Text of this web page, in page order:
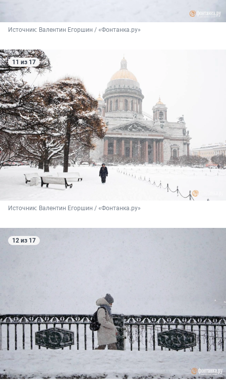
Источник: Валентин Егоршин / «Фонтанка.ру»
11 из 17
Источник: Валентин Егоршин / «Фонтанка.ру»
12 из 17